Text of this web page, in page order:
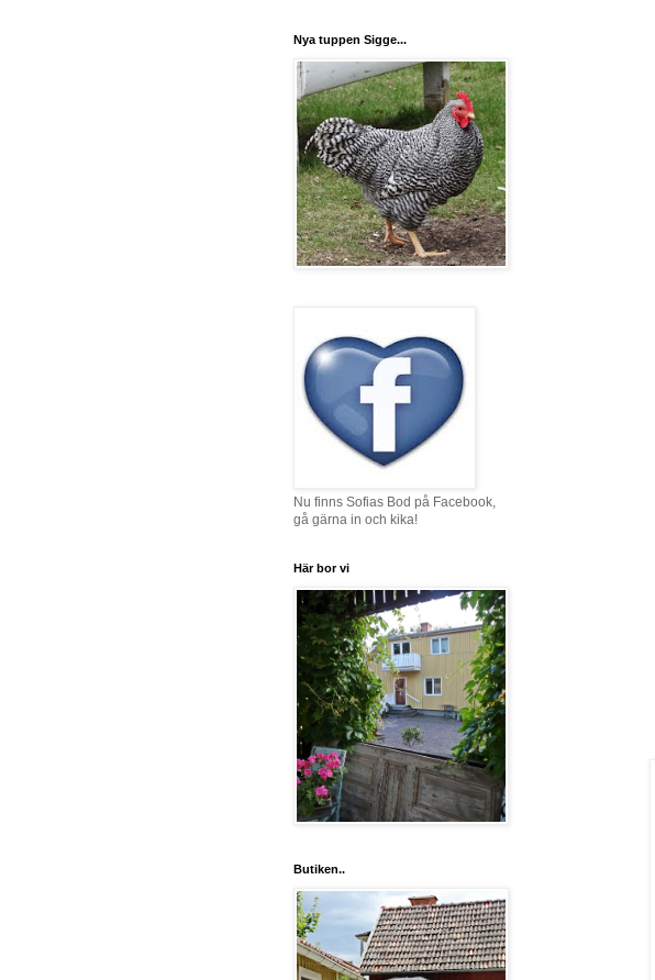
Nya tuppen Sigge...
Nu finns Sofias Bod på Facebook,
gå gärna in och kika!
Här bor vi
Butiken..